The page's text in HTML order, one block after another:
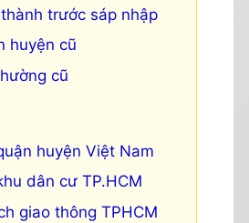
trước sáp nhập
huyện cũ
cũ
huyện Việt Nam
dân cư TP.HCM
giao thông TPHCM